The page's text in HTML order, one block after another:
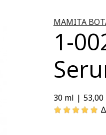
MAMITA
1-
30 ml | 53,00